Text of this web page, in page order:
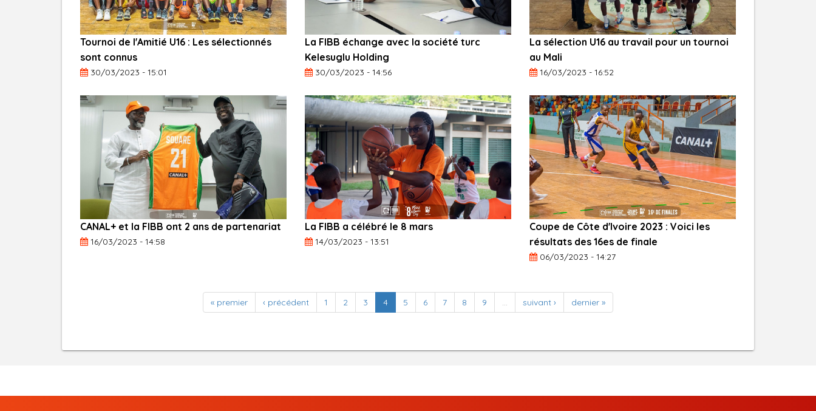
Tournoi de l'Amitié U16 : Les sélectionnés
sont connus
30/03/2023 - 15:01
La FIBB échange avec la société turc
Kelesuglu Holding
30/03/2023 - 14:56
La sélection U16 au travail pour un tournoi
au Mali
16/03/2023 - 16:52
CANAL+ et la FIBB ont 2 ans de partenariat
16/03/2023 - 14:58
La FIBB a célébré le 8 mars
14/03/2023 - 13:51
Coupe de Côte d'Ivoire 2023 : Voici les
résultats des 16es de finale
06/03/2023 - 14:27
« premier ‹ précédent 1 2 3 4 5 6 7 8 9 … suivant › dernier »